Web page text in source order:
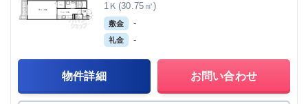
1Ｋ(30.75㎡)
敷金 -
礼金 -
物件詳細 お問い合わせ